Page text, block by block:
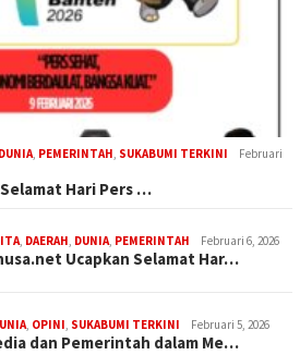
DUNIA, PEMERINTAH, SUKABUMI TERKINI
Februari
Hari Pers …
, DAERAH, DUNIA, PEMERINTAH Februari 6, 2026
Ucapkan Selamat Har…
, OPINI, SUKABUMI TERKINI Februari 5, 2026
dan Pemerintah dalam Me…